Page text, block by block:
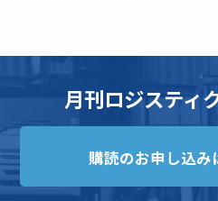
月刊ロジスティ
購読のお申し込み